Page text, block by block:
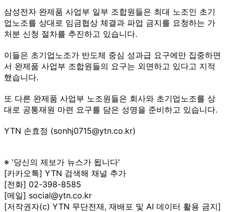
삼성전자 완제품 사업부 일부 조합원들은 최대 노조인 초기
업노조를 상대로 임금협상 체결과 파업 금지를 요청하는 가
처분 신청 절차를 추진하고 있습니다.
이들은 초기업노조가 반도체 중심 성과급 요구에만 집중하면
서 완제품 사업부 조합원들의 요구는 외면하고 있다고 지적
했습니다.
또 다른 완제품 사업부 노조원들은 회사와 초기업노조를 상
대로 공통재원 마련 요구를 담은 성명을 준비하고 있습니다.
YTN 손효정 (sonhj0715@ytn.co.kr)
※ '당신의 제보가 뉴스가 됩니다'
[카카오톡] YTN 검색해 채널 추가
[전화] 02-398-8585
[메일] social@ytn.co.kr
[저작권자(c) YTN 무단전재, 재배포 및 AI 데이터 활용 금지]